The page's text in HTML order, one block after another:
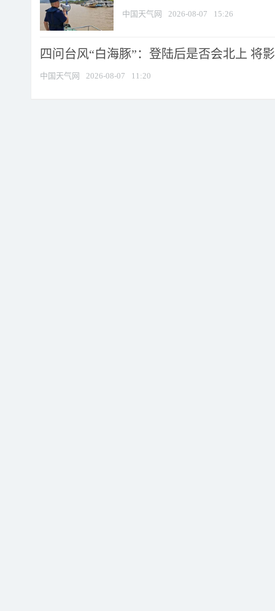
中国天气网 2026-08-07 15:26
四问台风“白海豚”：登陆后是否会北上 将
中国天气网 2026-08-07 11:20